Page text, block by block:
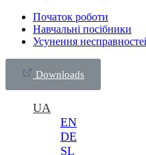
Початок роботи
Навчальні посібники
Усунення
Downloads
UA
EN
DE
SL